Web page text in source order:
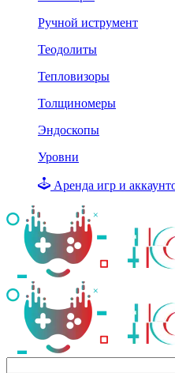
Ручной иструмент
Теодолиты
Тепловизоры
Толщиномеры
Эндоскопы
Уровни
Аренда игр и